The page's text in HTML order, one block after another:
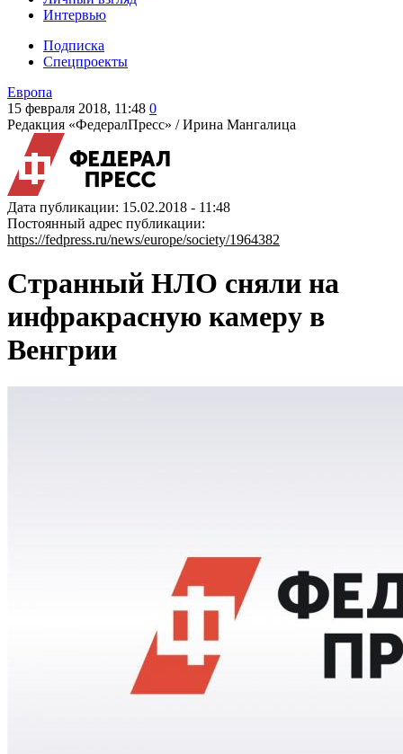
Интервью
Подписка
Спецпроекты
Европа
15 февраля 2018, 11:48 0
Редакция «ФедералПресс» /Ирина Мангалица
Дата публикации: 15.02.2018 - 11:48
Постоянный адрес публикации:
https://fedpress.ru/news/europe/society/1964382
Странный НЛО сняли на
инфракрасную камеру в
Венгрии